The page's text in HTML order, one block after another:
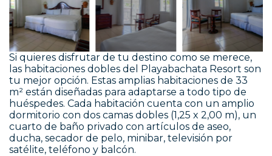
Si quieres disfrutar de tu destino como se merece,
las habitaciones dobles del Playabachata Resort son
tu mejor opción. Estas amplias habitaciones de 33
m² están diseñadas para adaptarse a todo tipo de
huéspedes. Cada habitación cuenta con un amplio
dormitorio con dos camas dobles (1,25 x 2,00 m), un
cuarto de baño privado con artículos de aseo,
ducha, secador de pelo, minibar, televisión por
satélite, teléfono y balcón.